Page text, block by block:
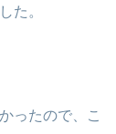
た。
ったので、こ